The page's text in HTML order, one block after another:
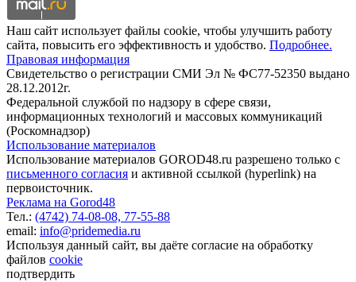
Наш сайт использует файлы cookie, чтобы улучшить работу
сайта, повысить его эффективность и удобство. Подробнее.
Правовая информация
Свидетельство о регистрации СМИ Эл № ФС77-52350 выдано
28.12.2012г.
Федеральной службой по надзору в сфере связи,
информационных технологий и массовых коммуникаций
(Роскомнадзор)
Использование материалов
Использование материалов GOROD48.ru разрешено только с
письменного согласия и активной ссылкой (hyperlink) на
первоисточник.
Реклама на Gorod48
Тел.: (4742) 74-08-08, 77-55-88
email: info@pridemedia.ru
Используя данный сайт, вы даёте согласие на обработку
файлов cookie
подтвердить